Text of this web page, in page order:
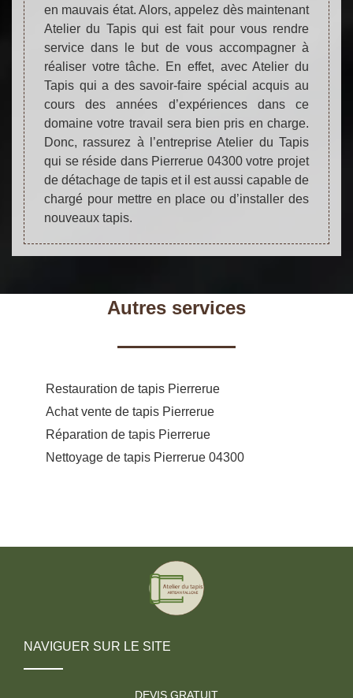
en mauvais état. Alors, appelez dès maintenant
Atelier du Tapis qui est fait pour vous rendre
service dans le but de vous accompagner à
réaliser votre tâche. En effet, avec Atelier du
Tapis qui a des savoir-faire spécial acquis au
cours des années d’expériences dans ce
domaine votre travail sera bien pris en charge.
Donc, rassurez à l’entreprise Atelier du Tapis
qui se réside dans Pierrerue 04300 votre projet
de détachage de tapis et il est aussi capable de
chargé pour mettre en place ou d’installer des
nouveaux tapis.
Autres services
Restauration de tapis Pierrerue
Achat vente de tapis Pierrerue
Réparation de tapis Pierrerue
Nettoyage de tapis Pierrerue 04300
NAVIGUER SUR LE SITE
DEVIS GRATUIT